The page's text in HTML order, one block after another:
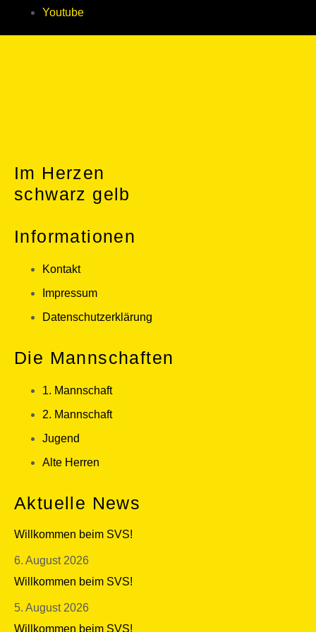
Youtube
Im Herzen
schwarz gelb
Informationen
Kontakt
Impressum
Datenschutzerklärung
Die Mannschaften
1. Mannschaft
2. Mannschaft
Jugend
Alte Herren
Aktuelle News
Willkommen beim SVS!
6. August 2026
Willkommen beim SVS!
5. August 2026
Willkommen beim SVS!